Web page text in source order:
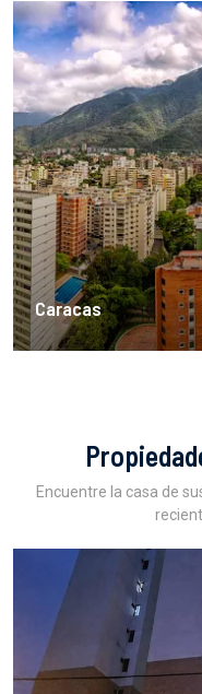
Caracas
Encuentre la casa de